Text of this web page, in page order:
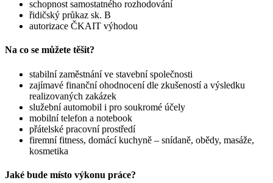
schopnost samostatného rozhodování
řidičský průkaz sk. B
autorizace ČKAIT výhodou
Na co se můžete těšit?
stabilní zaměstnání ve stavební společnosti
zajímavé finanční ohodnocení dle zkušeností a výsledku
realizovaných zakázek
služební automobil i pro soukromé účely
mobilní telefon a notebook
přátelské pracovní prostředí
firemní fitness, domácí kuchyně – snídaně, obědy, masáže,
kosmetika
Jaké bude místo výkonu práce?